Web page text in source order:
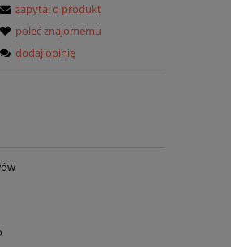
zapytaj o produkt
poleć znajomemu
dodaj opinię